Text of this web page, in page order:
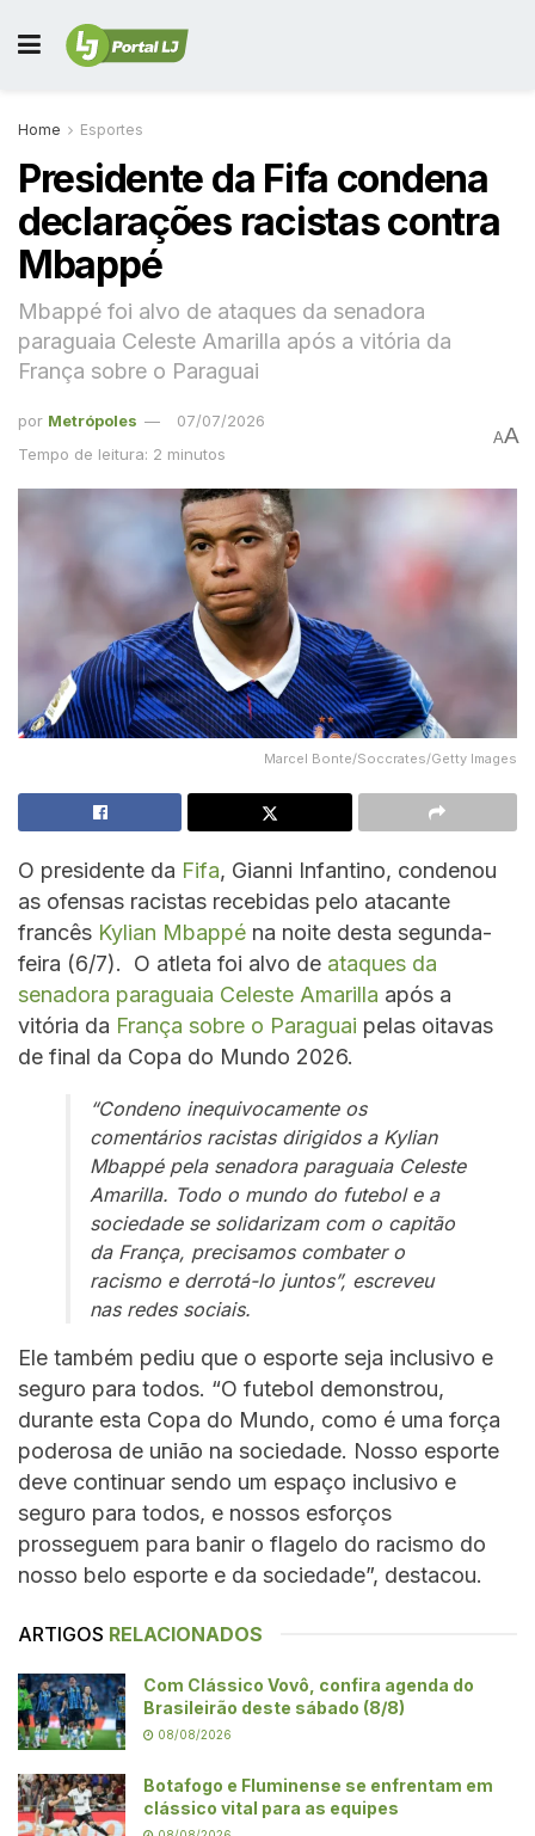
Home Esportes
Presidente da Fifa condena
declarações racistas contra
Mbappé
Mbappé foi alvo de ataques da senadora
paraguaia Celeste Amarilla após a vitória da
França sobre o Paraguai
por Metrópoles
07/07/2026
Tempo de leitura: 2 minutos
AA
Marcel Bonte/Soccrates/Getty Images
O presidente da Fifa, Gianni Infantino, condenou
as ofensas racistas recebidas pelo atacante
francês Kylian Mbappé na noite desta segunda-
feira (6/7). O atleta foi alvo de ataques da
senadora paraguaia Celeste Amarilla após a
vitória da França sobre o Paraguai pelas oitavas
de final da Copa do Mundo 2026.
“Condeno inequivocamente os
comentários racistas dirigidos a Kylian
Mbappé pela senadora paraguaia Celeste
Amarilla. Todo o mundo do futebol e a
sociedade se solidarizam com o capitão
da França, precisamos combater o
racismo e derrotá-lo juntos”, escreveu
nas redes sociais.
Ele também pediu que o esporte seja inclusivo e
seguro para todos. “O futebol demonstrou,
durante esta Copa do Mundo, como é uma força
poderosa de união na sociedade. Nosso esporte
deve continuar sendo um espaço inclusivo e
seguro para todos, e nossos esforços
prosseguem para banir o flagelo do racismo do
nosso belo esporte e da sociedade”, destacou.
ARTIGOS RELACIONADOS
Com Clássico Vovô, confira agenda do
Brasileirão deste sábado (8/8)
08/08/2026
Botafogo e Fluminense se enfrentam em
clássico vital para as equipes